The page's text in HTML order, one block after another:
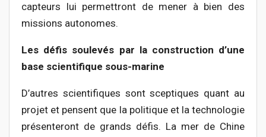
capteurs lui permettront de mener à bien des
missions autonomes.
Les défis soulevés par la construction d’une
base scientifique sous-marine
D’autres scientifiques sont sceptiques quant au
projet et pensent que la politique et la technologie
présenteront de grands défis. La mer de Chine